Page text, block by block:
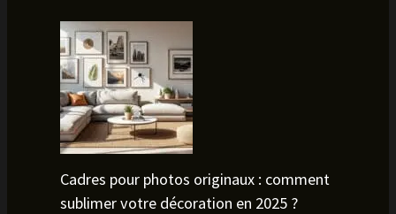
Cadres pour photos originaux : comment
sublimer votre décoration en 2025 ?